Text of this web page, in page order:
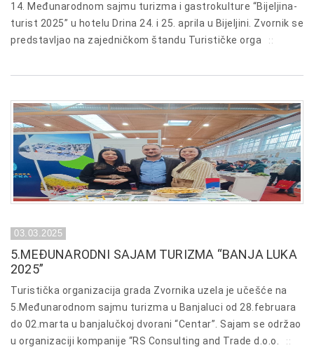
14. Međunarodnom sajmu turizma i gastrokulture “Bijeljina-
turist 2025” u hotelu Drina 24. i 25. aprila u Bijeljini. Zvornik se
predstavljao na zajedničkom štandu Turističke orga
::
03.03.2025
5.MEĐUNARODNI SAJAM TURIZMA “BANJA LUKA
2025”
Turistička organizacija grada Zvornika uzela je učešće na
5.Međunarodnom sajmu turizma u Banjaluci od 28.februara
do 02.marta u banjalučkoj dvorani “Centar”. Sajam se održao
u organizaciji kompanije “RS Consulting and Trade d.o.o.
::